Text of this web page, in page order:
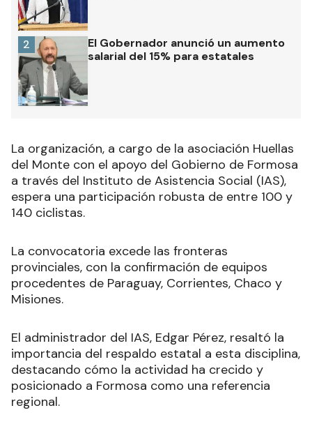
El Gobernador anunció un aumento
salarial del 15% para estatales
2
La organización, a cargo de la asociación Huellas
del Monte con el apoyo del Gobierno de Formosa
a través del Instituto de Asistencia Social (IAS),
espera una participación robusta de entre 100 y
140 ciclistas.
La convocatoria excede las fronteras
provinciales, con la confirmación de equipos
procedentes de Paraguay, Corrientes, Chaco y
Misiones.
El administrador del IAS, Edgar Pérez, resaltó la
importancia del respaldo estatal a esta disciplina,
destacando cómo la actividad ha crecido y
posicionado a Formosa como una referencia
regional.